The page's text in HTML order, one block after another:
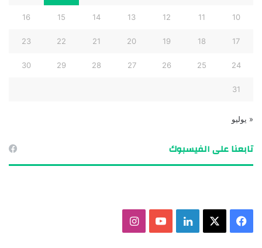
10
11
12
13
14
15
16
17
18
19
20
21
22
23
24
25
26
27
28
29
30
31
« يوليو
تابعنا على الفيسبوك